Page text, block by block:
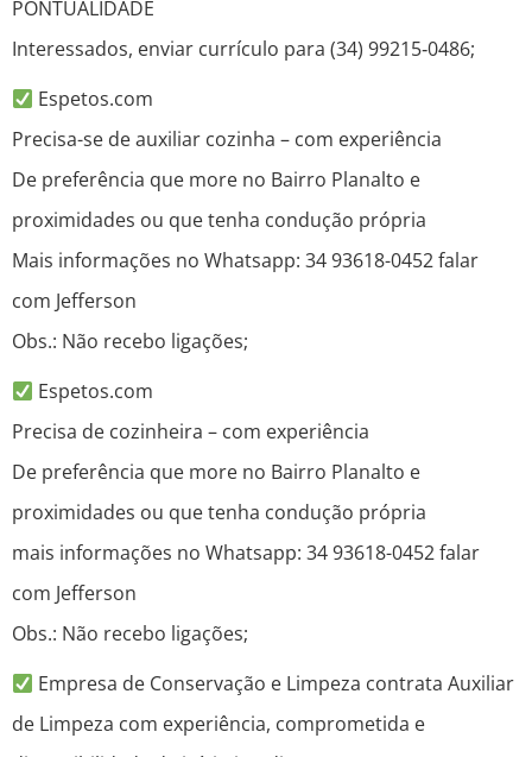
PONTUALIDADE
Interessados, enviar currículo para (34) 99215‑0486;
Espetos.com
Precisa-se de auxiliar cozinha – com experiência
De preferência que more no Bairro Planalto e
proximidades ou que tenha condução própria
Mais informações no Whatsapp: 34 93618-0452 falar
com Jefferson
Obs.: Não recebo ligações;
Espetos.com
Precisa de cozinheira – com experiência
De preferência que more no Bairro Planalto e
proximidades ou que tenha condução própria
mais informações no Whatsapp: 34 93618-0452 falar
com Jefferson
Obs.: Não recebo ligações;
Empresa de Conservação e Limpeza contrata Auxiliar
de Limpeza com experiência, comprometida e